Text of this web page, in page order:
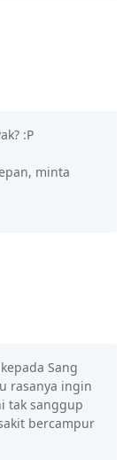
:P
minta
Sang
rasanya ingin
tak sanggup
bercampur